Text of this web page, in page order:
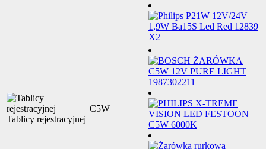
Tablicy rejestracyjnej
C5W